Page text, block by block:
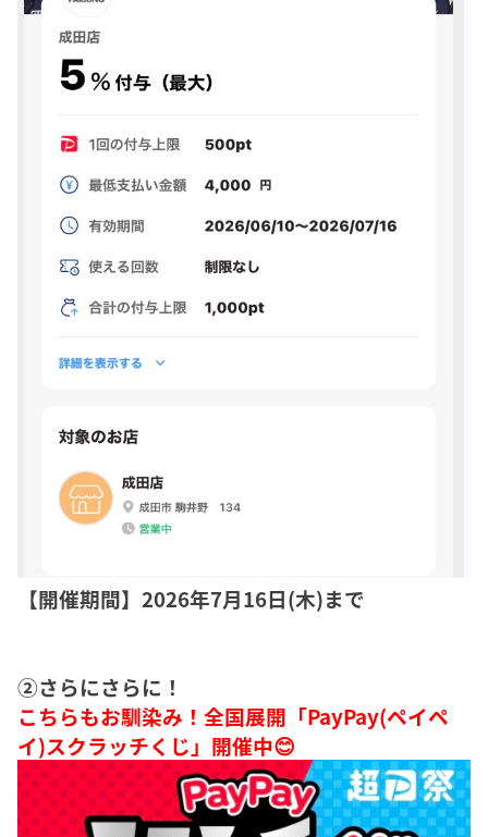
【開催期間】2026年7月16日(木)まで
②さらにさらに！
こちらもお馴染み！全国展開「PayPay(ペイペ
イ)スクラッチくじ」開催中😊